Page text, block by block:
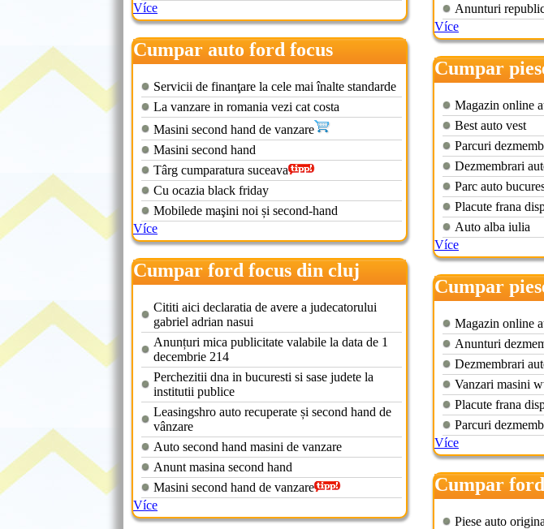
Více
Cumpar auto ford focus
Servicii de finanţare la cele mai înalte standarde
La vanzare in romania vezi cat costa
Masini second hand de vanzare
Masini second hand
Târg cumparatura suceava
Cu ocazia black friday
Mobilede maşini noi și second-hand
Více
Cumpar ford focus din cluj
Cititi aici declaratia de avere a judecatorului
gabriel adrian nasui
Anunțuri mica publicitate valabile la data de 1
decembrie 214
Perchezitii dna in bucuresti si sase judete la
institutii publice
Leasingshro auto recuperate și second hand de
vânzare
Auto second hand masini de vanzare
Anunt masina second hand
Masini second hand de vanzare
Více
Anunturi
Více
Cumpar
Magazin online
Best auto vest
Parcuri
Dezmembrari
Parc auto
Placute frana
Auto alba iulia
Více
Cumpar
Magazin online
Anunturi
Dezmembrari
Vanzari masini
Placute frana
Parcuri
Více
Cumpar
hand
Piese auto